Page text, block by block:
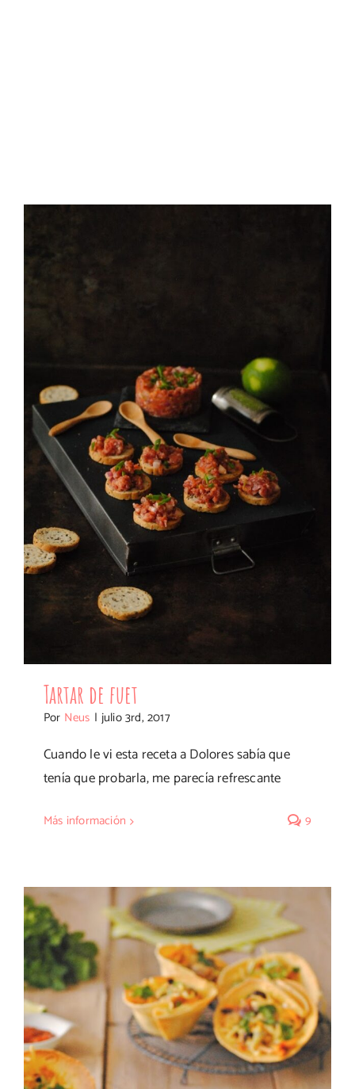
Tartar de fuet
Tartar de fuet
Por Neus | julio 3rd, 2017
Cuando le vi esta receta a Dolores sabía que
tenía que probarla, me parecía refrescante
Más información 9